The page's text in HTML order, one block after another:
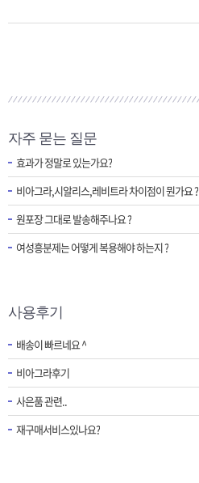
자주 묻는 질문
효과가 정말로 있는가요?
비아그라,시알리스,레비트라 차이점이 뭔가요 ?
원포장 그대로 발송해주나요 ?
여성흥분제는 어떻게 복용해야 하는지 ?
사용후기
배송이 빠르네요 ^
비아그라후기
사은품 관련..
재구매서비스있나요?